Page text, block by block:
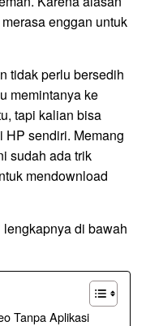
enggan untuk
tidak perlu bersedih
memintanya ke
tapi kalian bisa
sendiri. Memang
sudah ada trik
mendownload
di bawah
Tanpa Aplikasi